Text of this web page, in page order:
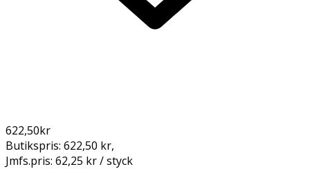
622,50kr
Butikspris: 622,50 kr,
Jmfs.pris: 62,25 kr / styck